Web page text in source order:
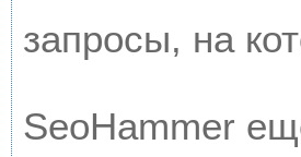
запросы, на
SeoHammer